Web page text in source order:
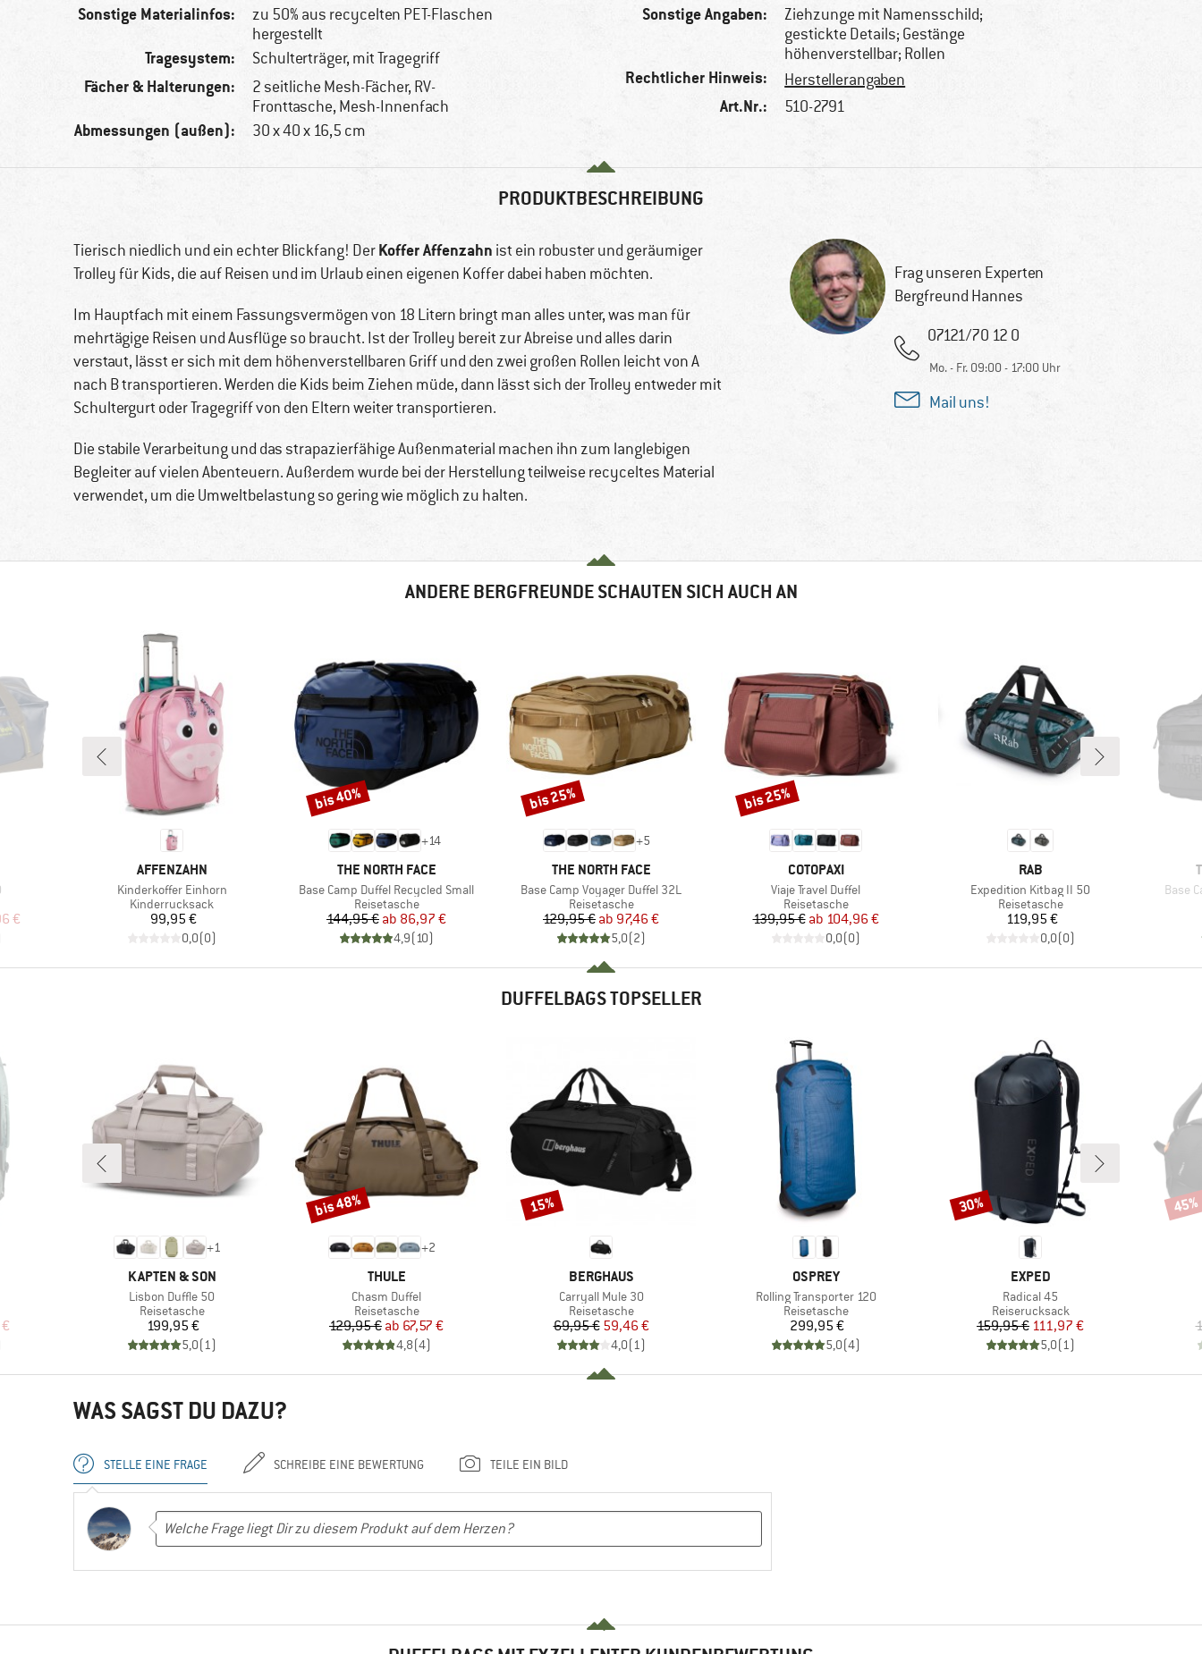
Sonstige Materialinfos:
zu 50% aus recycelten PET-Flaschen
hergestellt
Tragesystem: Schulterträger, mit Tragegriff
Fächer & Halterungen:
2 seitliche Mesh-Fächer, RV-
Fronttasche, Mesh-Innenfach
Abmessungen (außen): 30 x 40 x 16,5 cm
Sonstige Angaben:
Ziehzunge mit Namensschild;
gestickte Details; Gestänge
höhenverstellbar; Rollen
Rechtlicher Hinweis: Herstellerangaben
Art.Nr.: 510-2791
PRODUKTBESCHREIBUNG
Tierisch niedlich und ein echter Blickfang! DerKoffer Affenzahn ist ein robuster und geräumiger
Trolley für Kids, die auf Reisen und im Urlaub einen eigenen Koffer dabei haben möchten.
Im Hauptfach mit einem Fassungsvermögen von 18 Litern bringt man alles unter, was man für
mehrtägige Reisen und Ausflüge so braucht. Ist der Trolley bereit zur Abreise und alles darin
verstaut, lässt er sich mit dem höhenverstellbaren Griff und den zwei großen Rollen leicht von A
nach B transportieren. Werden die Kids beim Ziehen müde, dann lässt sich der Trolley entweder mit
Schultergurt oder Tragegriff von den Eltern weiter transportieren.
Die stabile Verarbeitung und das strapazierfähige Außenmaterial machen ihn zum langlebigen
Begleiter auf vielen Abenteuern. Außerdem wurde bei der Herstellung teilweise recyceltes Material
verwendet, um die Umweltbelastung so gering wie möglich zu halten.
Frag unseren Experten
Bergfreund Hannes
07121/70 12 0
Mo. - Fr. 09:00 - 17:00 Uhr
Mail uns!
ANDERE BERGFREUNDE SCHAUTEN SICH AUCH AN
Preis
€
MARKE
AFFENZAHN
Artikel
Kinderkoffer Einhorn
Produktgruppe
Kinderrucksack
Preis
99,95 €
0,0(0)
+14
MARKE
THE NORTH FACE
Artikel
Base Camp Duffel Recycled Small
Produktgruppe
Reisetasche
Preis
144,95 € reduzierter Preis
ab 86,97 €
4,9(10)
Rabatt
bis 40%
+5
MARKE
THE NORTH FACE
Artikel
Base Camp Voyager Duffel 32L
Produktgruppe
Reisetasche
Preis
129,95 € reduzierter Preis
ab 97,46 €
5,0(2)
Rabatt
bis 25%
MARKE
COTOPAXI
Artikel
Viaje Travel Duffel
Produktgruppe
Reisetasche
Preis
139,95 € reduzierter Preis
ab 104,96 €
0,0(0)
Rabatt
bis 25%
MARKE
RAB
Artikel
Expedition Kitbag II 50
Produktgruppe
Reisetasche
Preis
119,95 €
0,0(0)
Artikel
Base
DUFFELBAGS TOPSELLER
Preis
+1
MARKE
KAPTEN & SON
Artikel
Lisbon Duffle 50
Produktgruppe
Reisetasche
Preis
199,95 €
5,0(1)
+2
MARKE
THULE
Artikel
Chasm Duffel
Produktgruppe
Reisetasche
Preis
129,95 € reduzierter Preis
ab 67,57 €
4,8(4)
Rabatt
bis 48%
MARKE
BERGHAUS
Artikel
Carryall Mule 30
Produktgruppe
Reisetasche
Preis
69,95 €reduzierter Preis
59,46 €
4,0(1)
Rabatt
15%
MARKE
OSPREY
Artikel
Rolling Transporter 120
Produktgruppe
Reisetasche
Preis
299,95 €
5,0(4)
MARKE
EXPED
Artikel
Radical 45
Produktgruppe
Reiserucksack
Preis
159,95 €reduzierter Preis
111,97 €
5,0(1)
Rabatt
30% 45%
WAS SAGST DU DAZU?
STELLE EINE FRAGE SCHREIBE EINE BEWERTUNG TEILE EIN BILD